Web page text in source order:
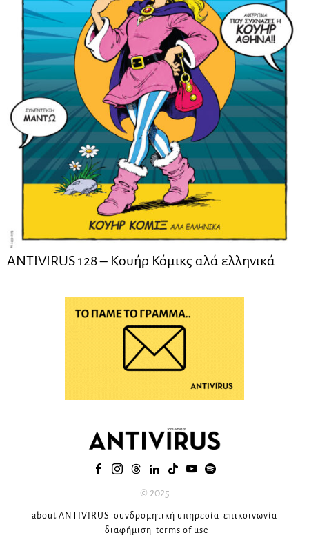
ANTIVIRUS 128 – Kουήρ Κόμικς αλά ελληνικά
© 2025
about ANTIVIRUS συνδρομητική υπηρεσία επικοινωνία
διαφήμιση terms of use